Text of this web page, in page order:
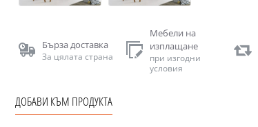
ДОБАВИ КЪМ ПРОДУКТА
Бърза доставка
За цялата страна
Мебели на
изплащане
при изгодни
условия